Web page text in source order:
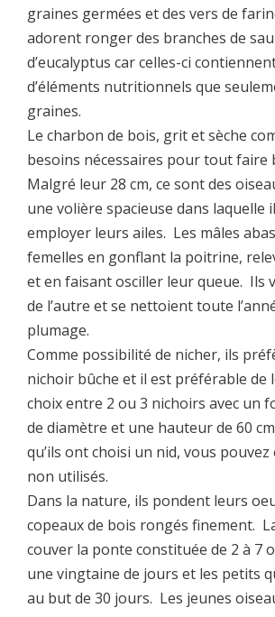
graines germées et des vers de
adorent ronger des branches de
d’eucalyptus car celles-ci
d’éléments nutritionnels que
graines.
Le charbon de bois, grit et sèche
besoins nécessaires pour tout faire
Malgré leur 28 cm, ce sont des
une volière spacieuse dans laquelle
employer leurs ailes. Les mâles
femelles en gonflant la poitrine,
et en faisant osciller leur queue. Ils
de l’autre et se nettoient toute
plumage.
Comme possibilité de nicher, ils
nichoir bûche et il est préférable de
choix entre 2 ou 3 nichoirs avec un
de diamètre et une hauteur de 60
qu’ils ont choisi un nid, vous pouvez
non utilisés.
Dans la nature, ils pondent leurs
copeaux de bois rongés finement.
couver la ponte constituée de 2 à 7
une vingtaine de jours et les petits
au but de 30 jours. Les jeunes